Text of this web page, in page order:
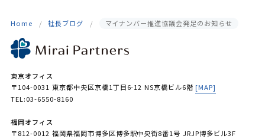
Home 社長ブログ マイナンバー推進協議会発足のお知らせ
東京オフィス
〒104-0031 東京都中央区京橋1丁目6-12 NS京橋ビル6階 [MAP]
TEL:03-6550-8160
福岡オフィス
〒812-0012 福岡県福岡市博多区博多駅中央街8番1号 JRJP博多ビル3F